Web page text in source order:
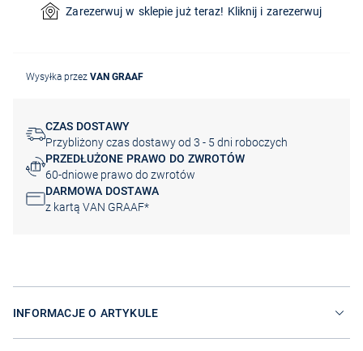
Zarezerwuj w sklepie już teraz! Kliknij i zarezerwuj
Wysyłka przez VAN GRAAF
CZAS DOSTAWY
Przybliżony czas dostawy od 3 - 5 dni roboczych
PRZEDŁUŻONE PRAWO DO ZWROTÓW
60-dniowe prawo do zwrotów
DARMOWA DOSTAWA
z kartą VAN GRAAF*
INFORMACJE O ARTYKULE